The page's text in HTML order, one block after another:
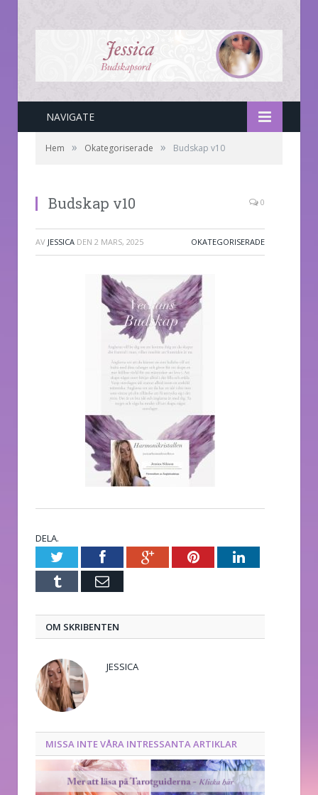
NAVIGATE
Hem » Okategoriserade » Budskap v10
Budskap v10 0
AV JESSICA DEN 2 MARS, 2025 OKATEGORISERADE
DELA.
TwitterFacebookGoogle+PinterestLinkedIn
Tumblr E-
OM SKRIBENTEN
JESSICA
MISSA INTE VÅRA INTRESSANTA ARTIKLAR